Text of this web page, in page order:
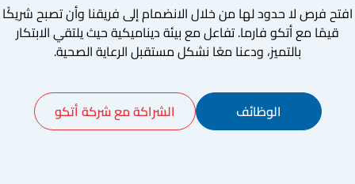
افتح فرص لا حدود لها من خلال الانضمام إلى فريقنا وأن تصبح شريكًا
قيمًا مع أتكو فارما. تفاعل مع بيئة ديناميكية حيث يلتقي الابتكار
بالتميز، ودعنا معًا نشكل مستقبل الرعاية الصحية.
الوظائف الشراكة مع شركة أتكو